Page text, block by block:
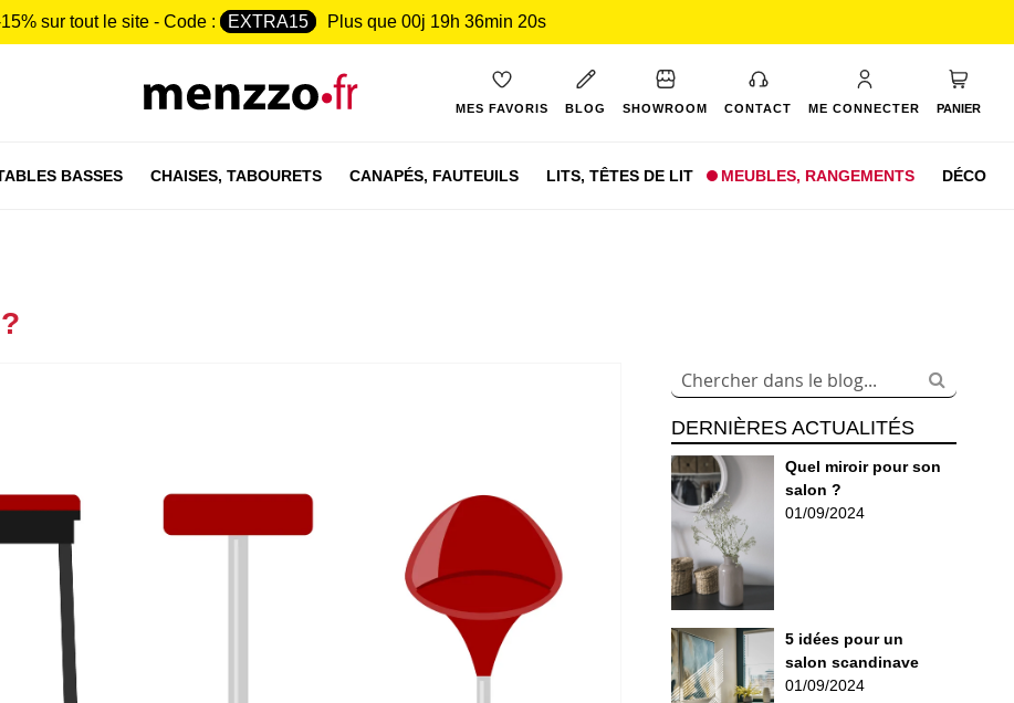
sur tout le site - Code : EXTRA15 Plus que 00j 19h 36min 20s
MES FAVORIS BLOG SHOWROOM CONTACT ME CONNECTER PANIER
BASSES CHAISES, TABOURETS CANAPÉS, FAUTEUILS LITS, TÊTES DE LIT MEUBLES, RANGEMENTS DÉCO
DERNIÈRES ACTUALITÉS
Quel miroir pour son
salon ?
01/09/2024
5 idées pour un
salon scandinave
01/09/2024